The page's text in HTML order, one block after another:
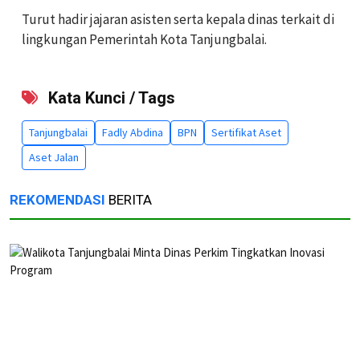
Turut hadir jajaran asisten serta kepala dinas terkait di
lingkungan Pemerintah Kota Tanjungbalai.
Kata Kunci / Tags
Tanjungbalai Fadly Abdina BPN
Sertifikat Aset
Aset Jalan
REKOMENDASI BERITA